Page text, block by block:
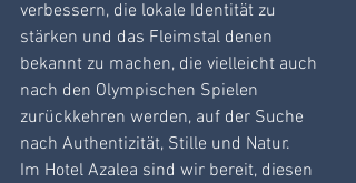
verbessern, die lokale Identität zu
stärken und das Fleimstal denen
bekannt zu machen, die vielleicht auch
nach den Olympischen Spielen
zurückkehren werden, auf der Suche
nach Authentizität, Stille und Natur.
Im Hotel Azalea sind wir bereit, diesen